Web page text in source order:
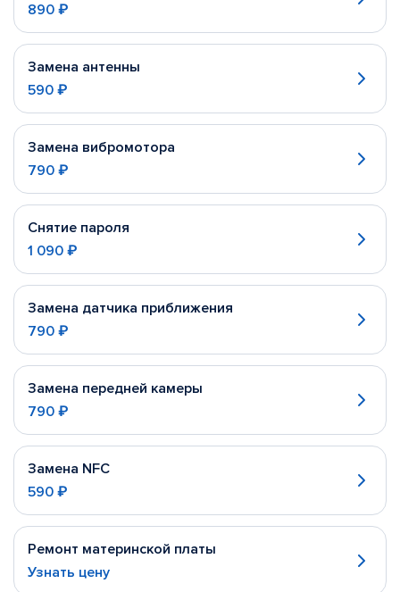
890 ₽
Замена антенны
590 ₽
Замена вибромотора
790 ₽
Снятие пароля
1 090 ₽
Замена датчика приближения
790 ₽
Замена передней камеры
790 ₽
Замена NFC
590 ₽
Ремонт материнской платы
Узнать цену